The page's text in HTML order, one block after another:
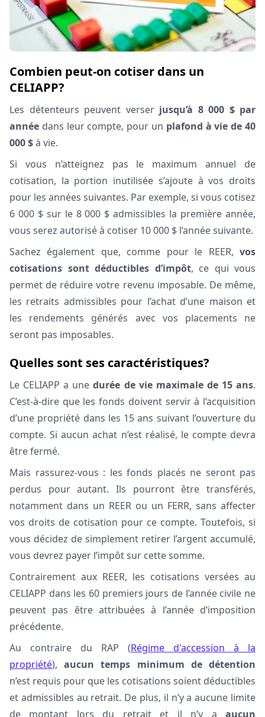
Combien peut-on cotiser dans un
CELIAPP?
Les détenteurs peuvent verser jusqu’à 8 000 $ par
année dans leur compte, pour un plafond à vie de 40
000 $à vie.
Si vous n’atteignez pas le maximum annuel de
cotisation, la portion inutilisée s’ajoute à vos droits
pour les années suivantes. Par exemple, si vous cotisez
6 000 $ sur le 8 000 $ admissibles la première année,
vous serez autorisé à cotiser 10 000 $ l’année suivante.
Sachez également que, comme pour le REER, vos
cotisations sont déductibles d’impôt, ce qui vous
permet de réduire votre revenu imposable. De même,
les retraits admissibles pour l’achat d’une maison et
les rendements générés avec vos placements ne
seront pas imposables.
Quelles sont ses caractéristiques?
Le CELIAPP a unedurée de vie maximale de 15 ans.
C’est-à-dire que les fonds doivent servir à l’acquisition
d’une propriété dans les 15 ans suivant l’ouverture du
compte. Si aucun achat n’est réalisé, le compte devra
être fermé.
Mais rassurez-vous : les fonds placés ne seront pas
perdus pour autant. Ils pourront être transférés,
notamment dans un REER ou un FERR, sans affecter
vos droits de cotisation pour ce compte. Toutefois, si
vous décidez de simplement retirer l’argent accumulé,
vous devrez payer l’impôt sur cette somme.
Contrairement aux REER, les cotisations versées au
CELIAPP dans les 60 premiers jours de l’année civile ne
peuvent pas être attribuées à l’année d’imposition
précédente.
Au contraire du RAP (Régime d'accession à la
propriété),aucun temps minimum de détention
n’est requis pour que les cotisations soient déductibles
et admissibles au retrait. De plus, il n’y a aucune limite
de montant lors du retrait et il n’y a aucun